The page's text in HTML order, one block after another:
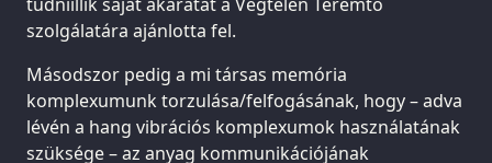
szolgálatára ajánlotta fel.
Másodszor pedig a mi társas memória
komplexumunk torzulása/felfogásának, hogy – adva
lévén a hang vibrációs komplexumok használatának
szüksége – az anyag kommunikációjának